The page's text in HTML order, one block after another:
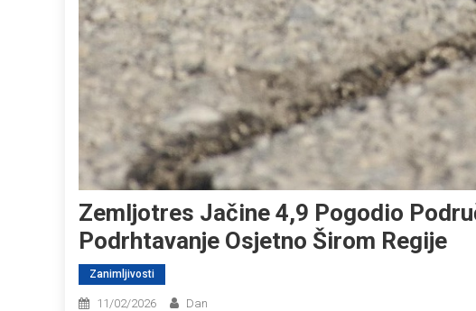
Zemljotres Jačine 4,9 Pogodio
Podrhtavanje Osjetno Širom Regije
Zanimljivosti
11/02/2026 Dan